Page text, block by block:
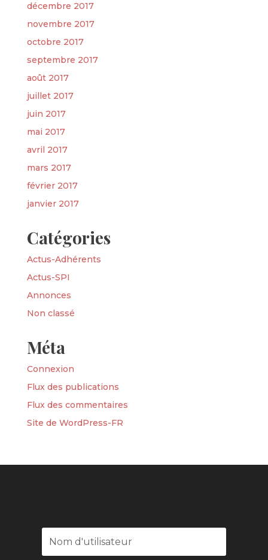
décembre 2017
novembre 2017
octobre 2017
septembre 2017
août 2017
juillet 2017
juin 2017
mai 2017
avril 2017
mars 2017
février 2017
janvier 2017
Catégories
Actus-Adhérents
Actus-SPI
Annonces
Non classé
Méta
Connexion
Flux des publications
Flux des commentaires
Site de WordPress-FR